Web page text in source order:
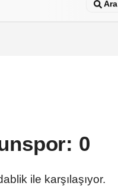
Ara
0
ile karşılaşıyor.